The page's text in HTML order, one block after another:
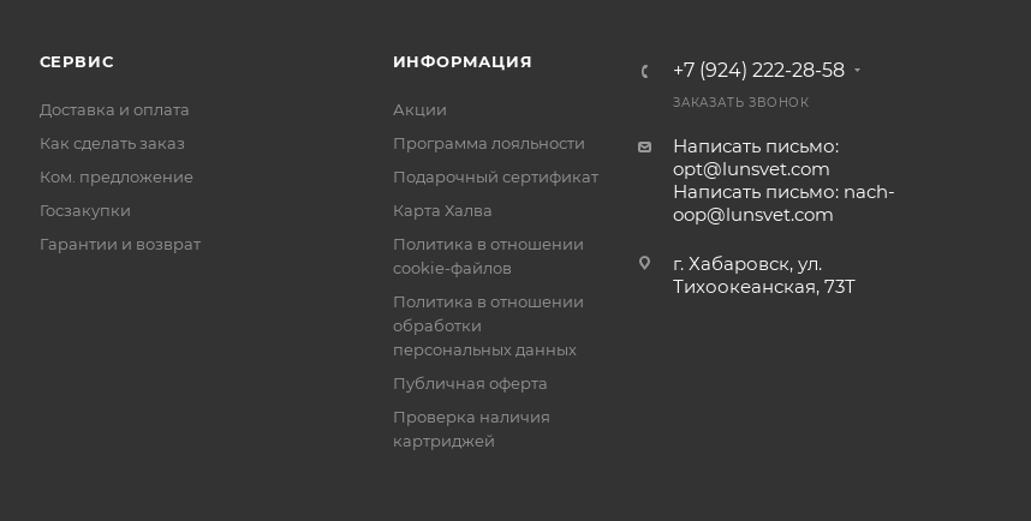
СЕРВИС
Доставка и оплата
Как сделать заказ
Ком. предложение
Госзакупки
Гарантии и возврат
ИНФОРМАЦИЯ
Акции
Программа лояльности
Подарочный сертификат
Карта Халва
Политика в отношении
cookie-файлов
Политика в отношении
обработки
персональных данных
Публичная оферта
Проверка наличия
картриджей
+7 (924) 222-28-58
ЗАКАЗАТЬ ЗВОНОК
Написать письмо:
opt@lunsvet.com
Написать письмо: nach-
oop@lunsvet.com
г. Хабаровск, ул.
Тихоокеанская, 73Т